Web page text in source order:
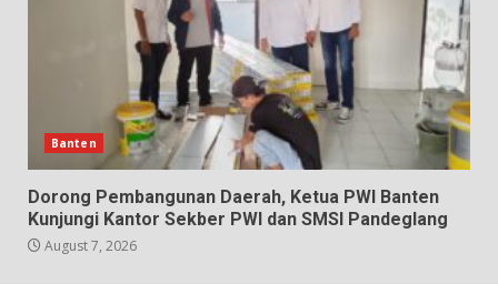
Banten
Dorong Pembangunan Daerah, Ketua PWI Banten
Kunjungi Kantor Sekber PWI dan SMSI Pandeglang
August 7, 2026